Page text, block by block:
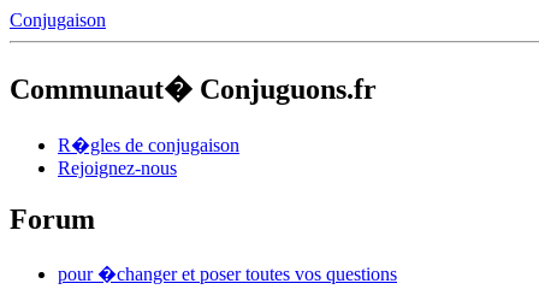
Conjugaison
Communaut� Conjuguons.fr
R�gles de conjugaison
Rejoignez-nous
Forum
pour �changer et poser toutes vos questions